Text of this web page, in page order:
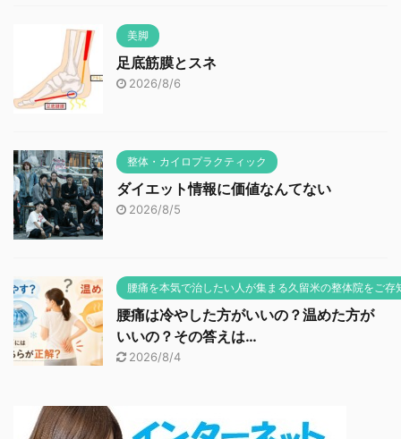
美脚
足底筋膜とスネ
2026/8/6
整体・カイロプラクティック
ダイエット情報に価値なんてない
2026/8/5
腰痛を本気で治したい人が集まる久留米の整体院をご存
腰痛は冷やした方がいいの？温めた方が
いいの？その答えは…
2026/8/4